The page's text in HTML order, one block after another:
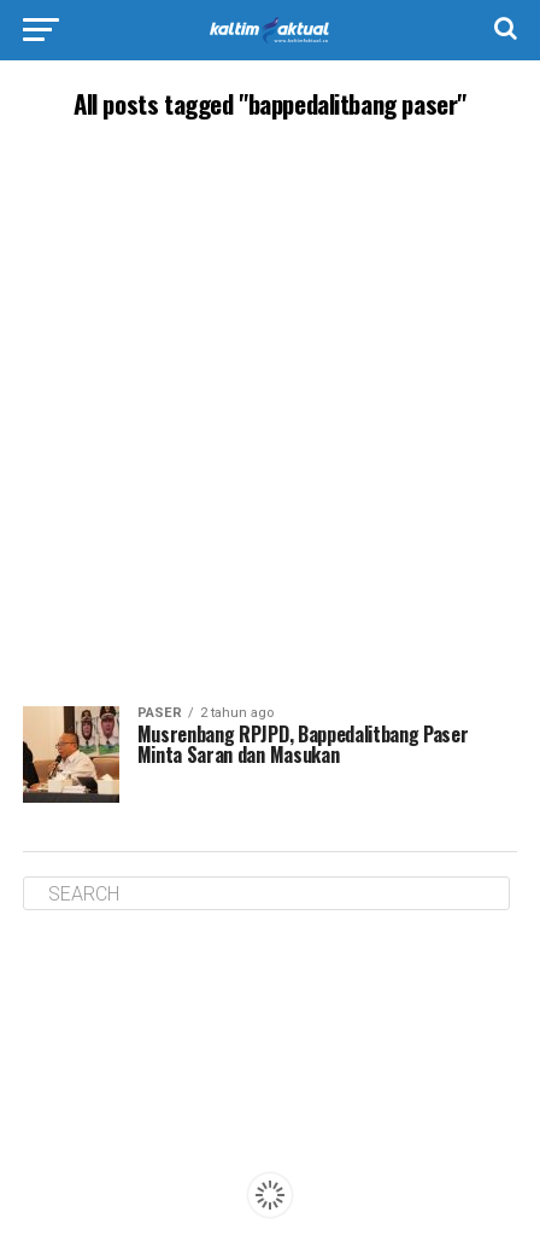
All posts tagged "bappedalitbang paser"
PASER 2 tahun ago
Musrenbang RPJPD, Bappedalitbang Paser
Minta Saran dan Masukan